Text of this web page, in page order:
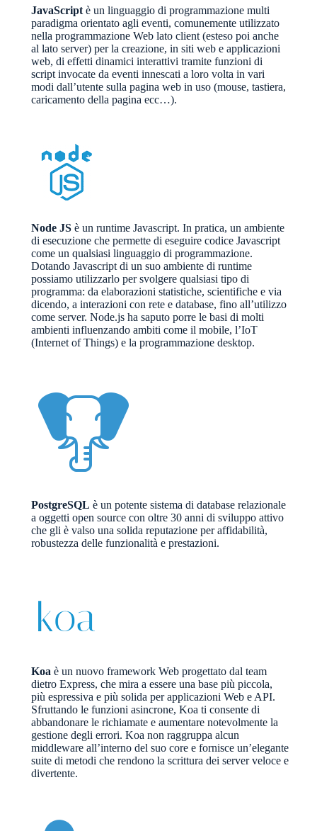
JavaScript è un linguaggio di programmazione multi
paradigma orientato agli eventi, comunemente utilizzato
nella programmazione Web lato client (esteso poi anche
al lato server) per la creazione, in siti web e applicazioni
web, di effetti dinamici interattivi tramite funzioni di
script invocate da eventi innescati a loro volta in vari
modi dall’utente sulla pagina web in uso (mouse, tastiera,
caricamento della pagina ecc…).
Node JS è un runtime Javascript. In pratica, un ambiente
di esecuzione che permette di eseguire codice Javascript
come un qualsiasi linguaggio di programmazione.
Dotando Javascript di un suo ambiente di runtime
possiamo utilizzarlo per svolgere qualsiasi tipo di
programma: da elaborazioni statistiche, scientifiche e via
dicendo, a interazioni con rete e database, fino all’utilizzo
come server. Node.js ha saputo porre le basi di molti
ambienti influenzando ambiti come il mobile, l’IoT
(Internet of Things) e la programmazione desktop.
PostgreSQL è un potente sistema di database relazionale
a oggetti open source con oltre 30 anni di sviluppo attivo
che gli è valso una solida reputazione per affidabilità,
robustezza delle funzionalità e prestazioni.
Koa è un nuovo framework Web progettato dal team
dietro Express, che mira a essere una base più piccola,
più espressiva e più solida per applicazioni Web e API.
Sfruttando le funzioni asincrone, Koa ti consente di
abbandonare le richiamate e aumentare notevolmente la
gestione degli errori. Koa non raggruppa alcun
middleware all’interno del suo core e fornisce un’elegante
suite di metodi che rendono la scrittura dei server veloce e
divertente.